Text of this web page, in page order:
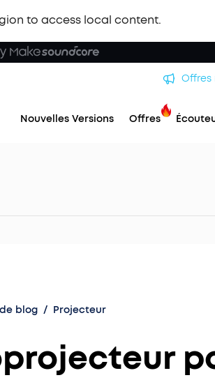
to access local content.
Offres
Nouvelles Versions Offres
blog / Projecteur